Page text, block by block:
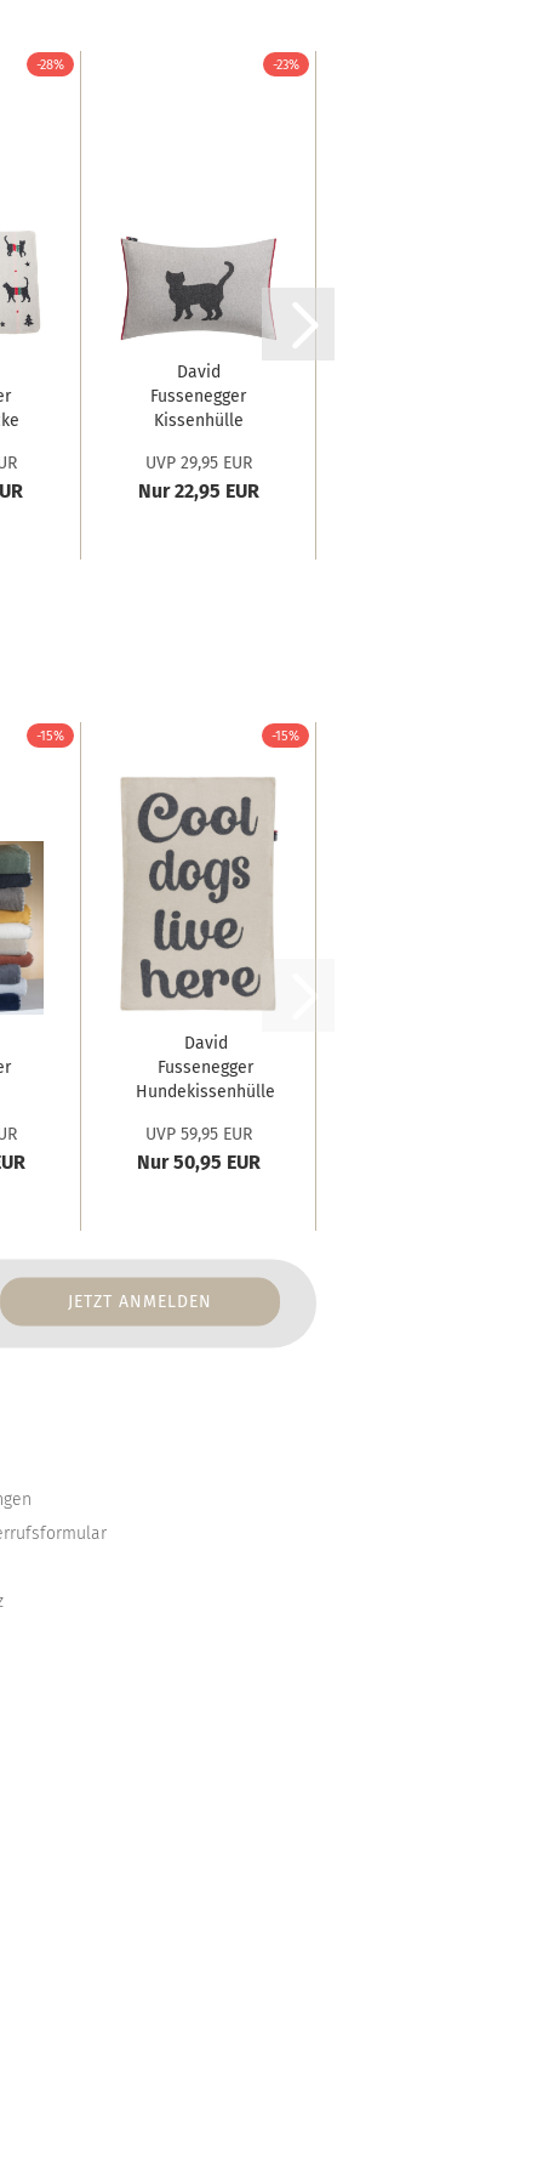
-28% -23%
David
Fussenegger
Kissenhülle
UVP 29,95 EUR
Nur 22,95 EUR
-15% -15%
David
Fussenegger
Hundekissenhülle
UVP 59,95 EUR
Nur 50,95 EUR